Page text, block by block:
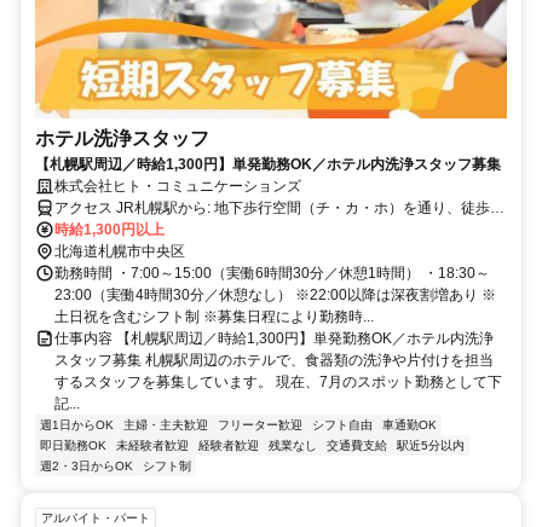
ホテル洗浄スタッフ
【札幌駅周辺／時給1,300円】単発勤務OK／ホテル内洗浄スタッフ募集
株式会社ヒト・コミュニケーションズ
アクセス JR札幌駅から: 地下歩行空間（チ・カ・ホ）を通り、徒歩約
4分
時給1,300円以上
北海道札幌市中央区
勤務時間 ・7:00～15:00（実働6時間30分／休憩1時間） ・18:30～
23:00（実働4時間30分／休憩なし） ※22:00以降は深夜割増あり ※
土日祝を含むシフト制 ※募集日程により勤務時...
仕事内容 【札幌駅周辺／時給1,300円】単発勤務OK／ホテル内洗浄
スタッフ募集 札幌駅周辺のホテルで、食器類の洗浄や片付けを担当
するスタッフを募集しています。 現在、7月のスポット勤務として下
記...
週1日からOK 主婦・主夫歓迎 フリーター歓迎 シフト自由
車通勤OK
即日勤務OK
未経験者歓迎 経験者歓迎 残業なし 交通費支給
駅近5分以内
週2・3日からOK
シフト制
アルバイト・パート